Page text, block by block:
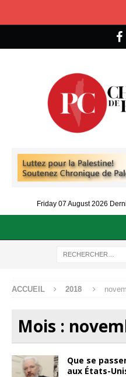
Friday 07 August 2026
ACCUEIL 2018
Mois :
Que se
aux États-